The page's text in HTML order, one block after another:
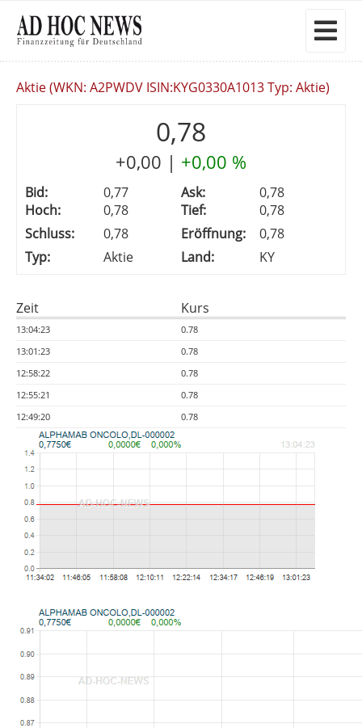
Aktie (WKN: A2PWDV ISIN:KYG0330A1013 Typ: Aktie)
0,78
+0,00 | +0,00 %
Bid: 0,77 Ask:
0,78
Hoch:
0,78 Tief:
0,78
Schluss:
0,78 Eröffnung:
0,78
Typ:
Aktie Land: KY
Zeit Kurs
13:04:23
0.78
13:01:23
0.78
12:58:22
0.78
12:55:21
0.78
12:49:20
0.78